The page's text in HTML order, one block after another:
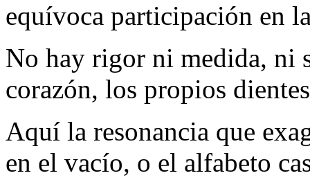
equívoca participación en
No hay rigor ni medida, ni
corazón, los propios
Aquí la resonancia que
en el vacío, o el alfabeto